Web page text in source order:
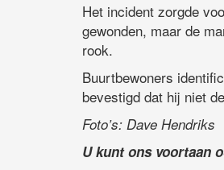
Het incident zorgde
gewonden, maar de
rook.
Buurtbewoners
bevestigd dat hij niet
Foto’s: Dave Hendriks
U kunt ons voortaan